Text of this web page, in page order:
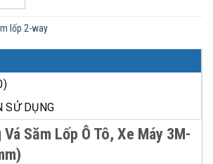
lốp 2-way
SỬ DỤNG
Săm Lốp Ô Tô, Xe Máy 3M-